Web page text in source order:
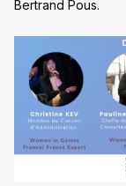
Bertrand Pous.